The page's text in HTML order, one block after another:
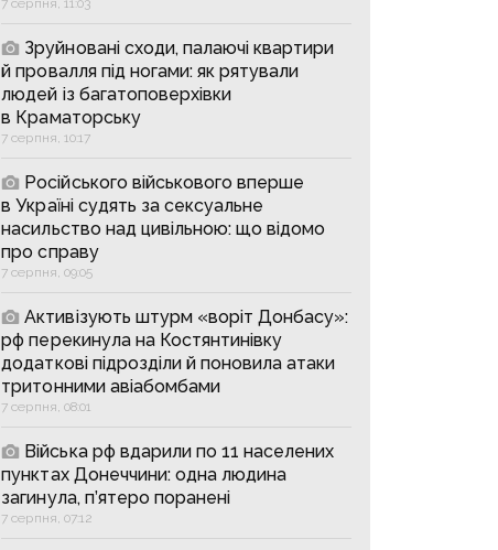
Зруйновані сходи, палаючі квартири
й провалля під ногами: як рятували
людей із багатоповерхівки
в Краматорську
7 серпня, 10:17
Російського військового вперше
в Україні судять за сексуальне
насильство над цивільною: що відомо
про справу
7 серпня, 09:05
Активізують штурм «воріт Донбасу»:
рф перекинула на Костянтинівку
додаткові підрозділи й поновила атаки
тритонними авіабомбами
7 серпня, 08:01
Війська рф вдарили по 11 населених
пунктах Донеччини: одна людина
загинула, п’ятеро поранені
7 серпня, 07:12